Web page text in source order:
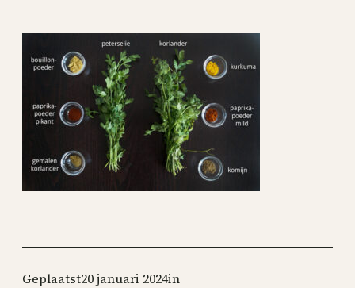
Geplaatst20 januari 2024in